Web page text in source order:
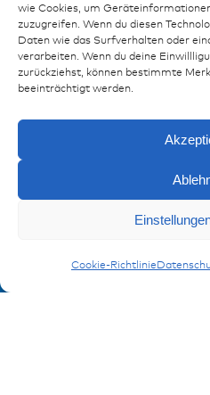
wie Cookies, um
zuzugreifen. Wenn du diesen
Daten wie das Surfverhalten oder
verarbeiten. Wenn du deine
zurückziehst, können bestimmte
beeinträchtigt werden.
Cookie-Richtlinie
Ressourcen
Publikationen
Referenzen
Impressum
FAQ